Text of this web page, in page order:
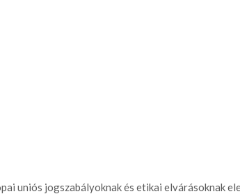
uniós jogszabályoknak és etikai elvárásoknak